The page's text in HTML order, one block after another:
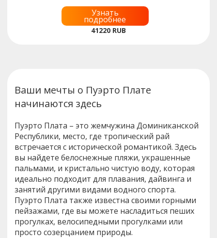
Узнать
подробнее
41220 RUB
Ваши мечты о Пуэрто Плате
начинаются здесь
Пуэрто Плата – это жемчужина Доминиканской
Республики, место, где тропический рай
встречается с исторической романтикой. Здесь
вы найдете белоснежные пляжи, украшенные
пальмами, и кристально чистую воду, которая
идеально подходит для плавания, дайвинга и
занятий другими видами водного спорта.
Пуэрто Плата также известна своими горными
пейзажами, где вы можете насладиться пеших
прогулках, велосипедными прогулками или
просто созерцанием природы.